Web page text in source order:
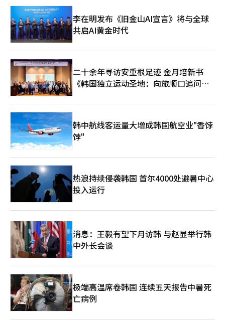
李在明发布《旧金山AI宣言》将与全球
共启AI黄金时代
二十余年寻访安重根足迹 金月培新书
《韩国独立运动圣地：向旅顺口追问历
韩中航线客运量大增成韩国航空业"香饽
饽"
热浪持续侵袭韩国 首尔4000处避暑中心
投入运行
消息：王毅有望下月访韩 与赵显举行韩
中外长会谈
极端高温席卷韩国 连续五天报告中暑死
亡病例